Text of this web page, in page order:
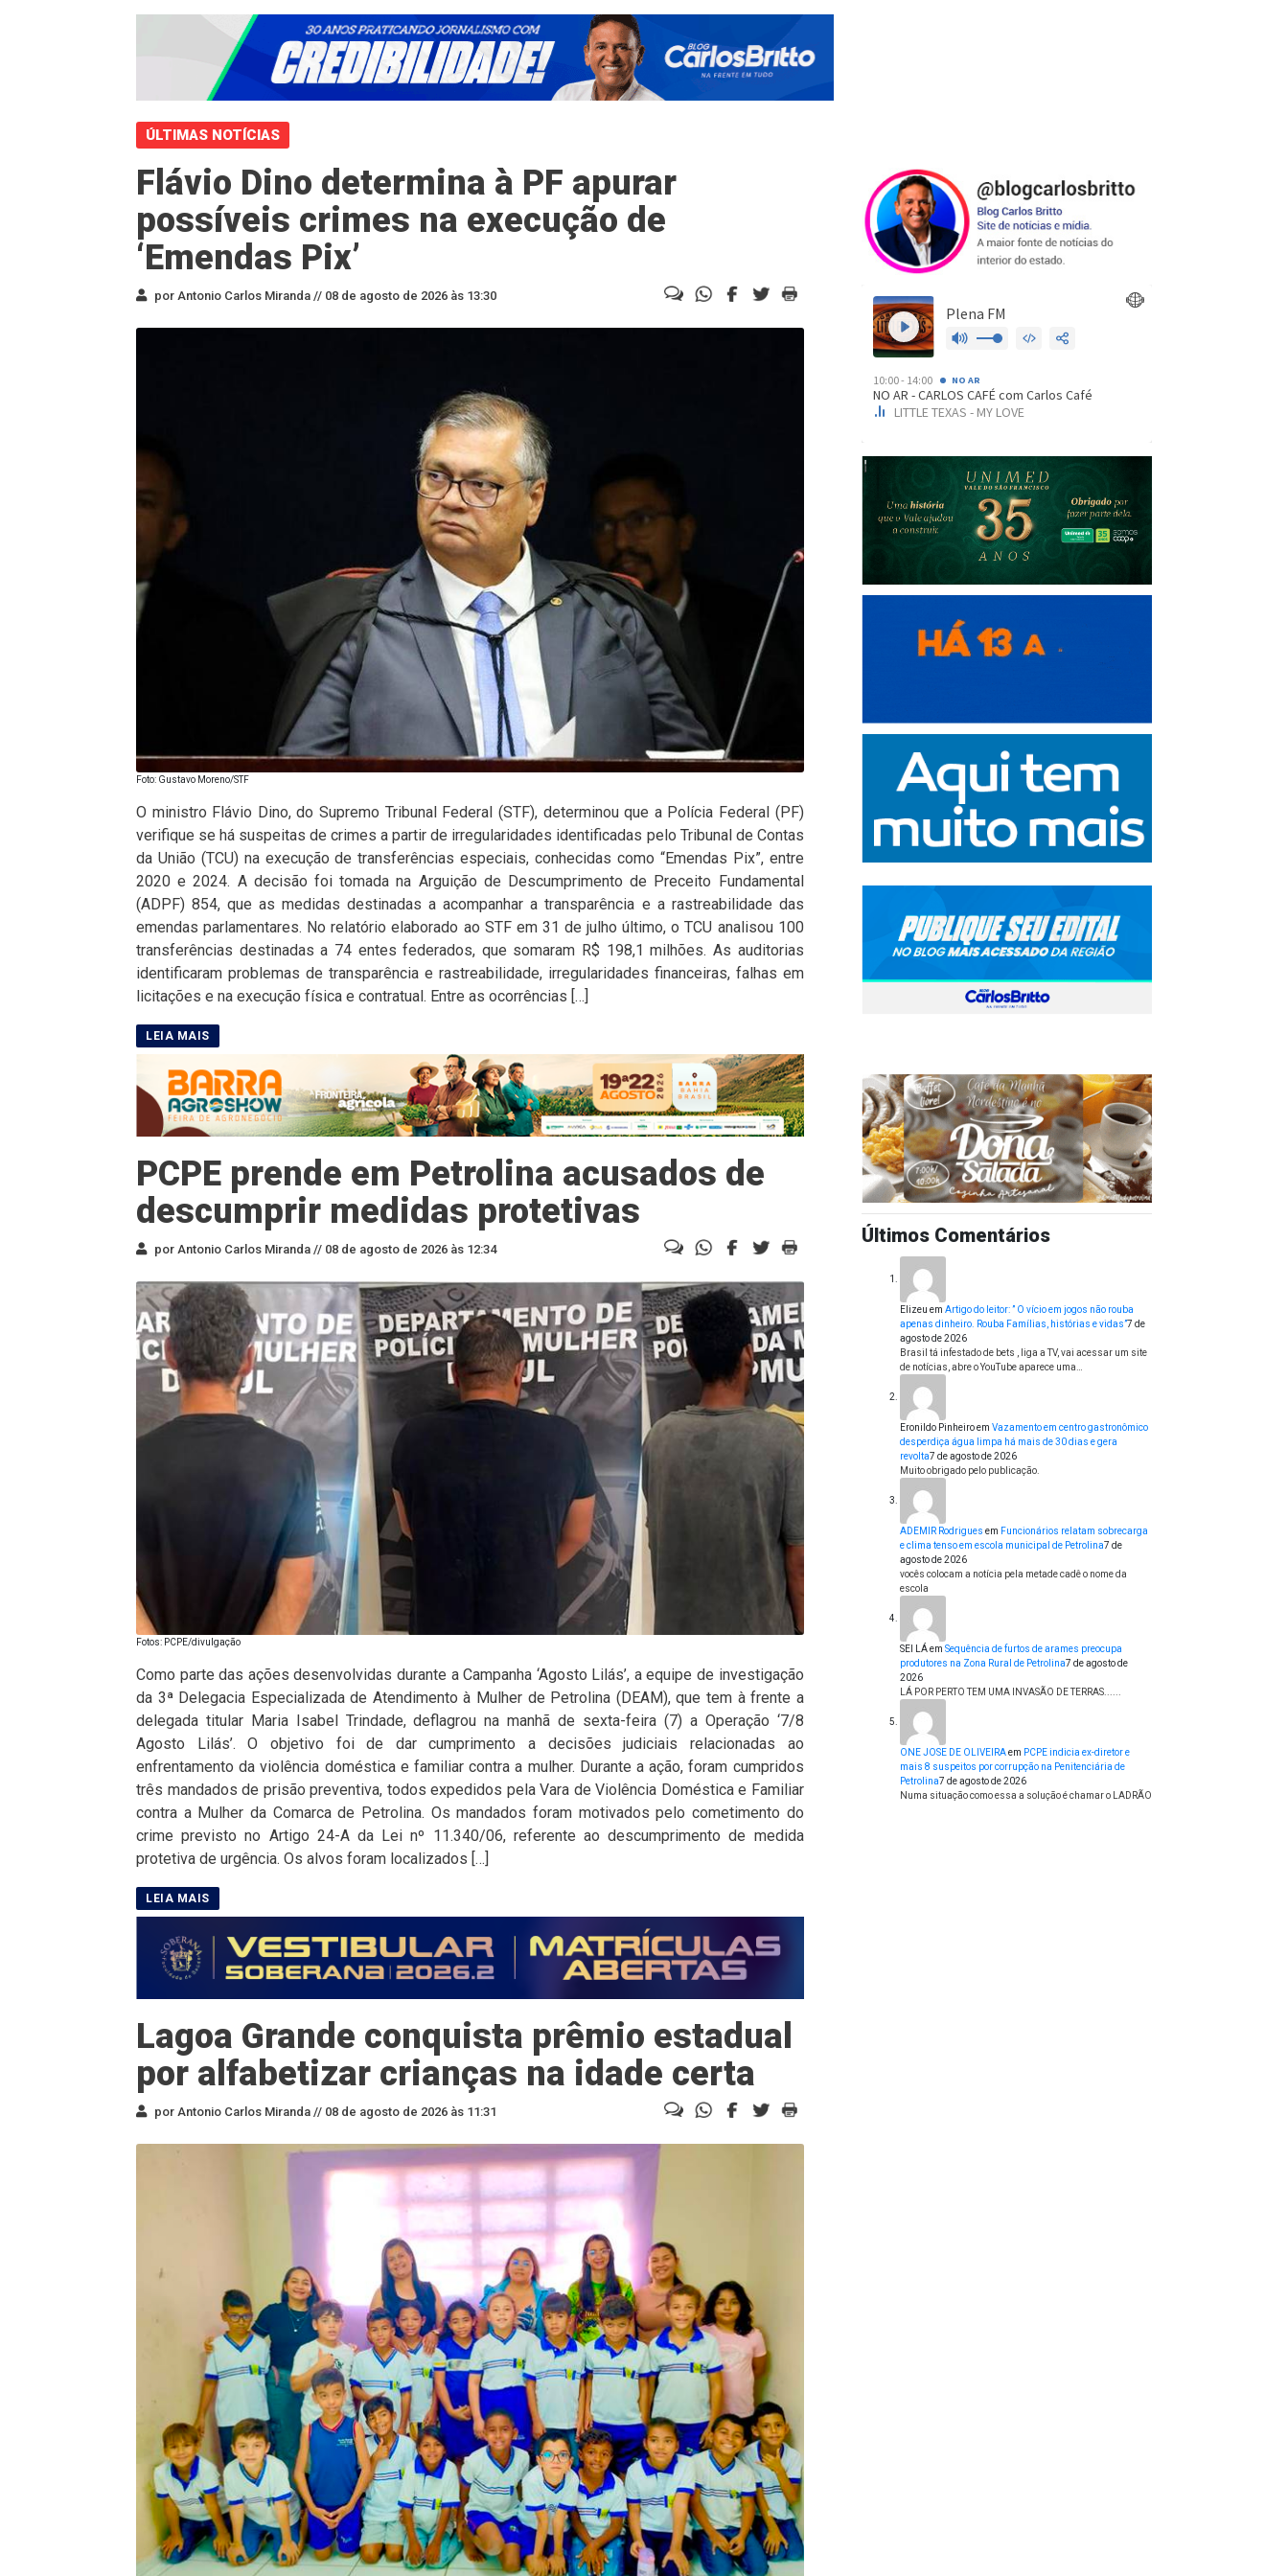
ÚLTIMAS NOTÍCIAS
Flávio Dino determina à PF apurar
possíveis crimes na execução de
‘Emendas Pix’
por Antonio Carlos Miranda // 08 de agosto de 2026 às 13:30
Foto: Gustavo Moreno/STF
O ministro Flávio Dino, do Supremo Tribunal Federal (STF), determinou que a Polícia Federal (PF)
verifique se há suspeitas de crimes a partir de irregularidades identificadas pelo Tribunal de Contas
da União (TCU) na execução de transferências especiais, conhecidas como “Emendas Pix”, entre
2020 e 2024. A decisão foi tomada na Arguição de Descumprimento de Preceito Fundamental
(ADPF) 854, que as medidas destinadas a acompanhar a transparência e a rastreabilidade das
emendas parlamentares. No relatório elaborado ao STF em 31 de julho último, o TCU analisou 100
transferências destinadas a 74 entes federados, que somaram R$ 198,1 milhões. As auditorias
identificaram problemas de transparência e rastreabilidade, irregularidades financeiras, falhas em
licitações e na execução física e contratual. Entre as ocorrências […]
PCPE prende em Petrolina acusados de
descumprir medidas protetivas
por Antonio Carlos Miranda // 08 de agosto de 2026 às 12:34
Fotos: PCPE/divulgação
Como parte das ações desenvolvidas durante a Campanha ‘Agosto Lilás’, a equipe de investigação
da 3ª Delegacia Especializada de Atendimento à Mulher de Petrolina (DEAM), que tem à frente a
delegada titular Maria Isabel Trindade, deflagrou na manhã de sexta-feira (7) a Operação ‘7/8
Agosto Lilás’. O objetivo foi de dar cumprimento a decisões judiciais relacionadas ao
enfrentamento da violência doméstica e familiar contra a mulher. Durante a ação, foram cumpridos
três mandados de prisão preventiva, todos expedidos pela Vara de Violência Doméstica e Familiar
contra a Mulher da Comarca de Petrolina. Os mandados foram motivados pelo cometimento do
crime previsto no Artigo 24-A da Lei nº 11.340/06, referente ao descumprimento de medida
protetiva de urgência. Os alvos foram localizados […]
Lagoa Grande conquista prêmio estadual
por alfabetizar crianças na idade certa
por Antonio Carlos Miranda // 08 de agosto de 2026 às 11:31
Últimos Comentários
Elizeu em Artigo do leitor: ” O vício em jogos não rouba
apenas dinheiro. Rouba Famílias, histórias e vidas”7 de
agosto de 2026
Brasil tá infestado de bets , liga a TV, vai acessar um site
de notícias, abre o YouTube aparece uma…
Eronildo Pinheiroem Vazamento em centro gastronômico
desperdiça água limpa há mais de 30 dias e gera
revolta7 de agosto de 2026
Muito obrigado pelo publicação.
ADEMIR Rodrigues em Funcionários relatam sobrecarga
e clima tenso em escola municipal de Petrolina7 de
agosto de 2026
vocês colocam a notícia pela metade cadê o nome da
escola
SEI LÁem Sequência de furtos de arames preocupa
produtores na Zona Rural de Petrolina7 de agosto de
2026
LÁ POR PERTO TEM UMA INVASÃO DE TERRAS......
ONE JOSE DE OLIVEIRAem PCPE indicia ex-diretor e
mais 8 suspeitos por corrupção na Penitenciária de
Petrolina7 de agosto de 2026
Numa situação como essa a solução é chamar o LADRÃO